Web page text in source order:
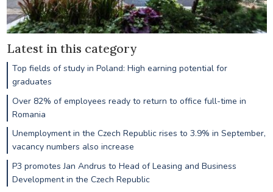
Latest in this category
Top fields of study in Poland: High earning potential for
graduates
Over 82% of employees ready to return to office full-time in
Romania
Unemployment in the Czech Republic rises to 3.9% in September,
vacancy numbers also increase
P3 promotes Jan Andrus to Head of Leasing and Business
Development in the Czech Republic